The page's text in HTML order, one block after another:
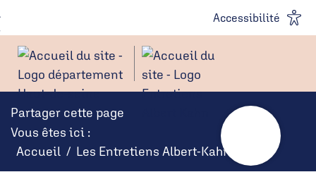
Aller au
contenu
Aller à la
recherche
Accessibilité
Vous êtes ici :
Accueil
Les Entretiens Albert-Kahn
Partager cette page